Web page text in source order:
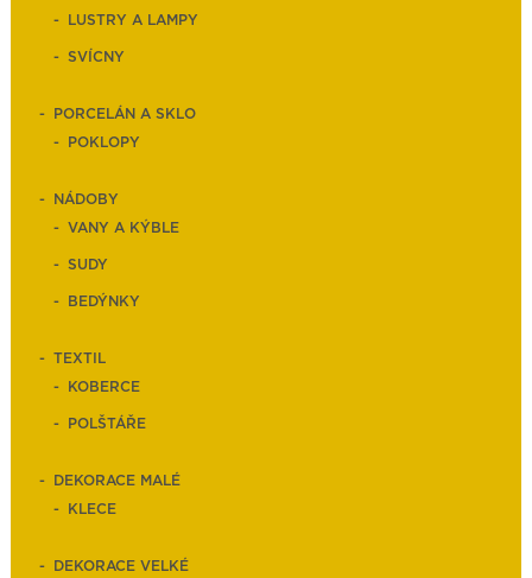
LUSTRY A LAMPY
SVÍCNY
PORCELÁN A SKLO
POKLOPY
NÁDOBY
VANY A KÝBLE
SUDY
BEDÝNKY
TEXTIL
KOBERCE
POLŠTÁŘE
DEKORACE MALÉ
KLECE
DEKORACE VELKÉ